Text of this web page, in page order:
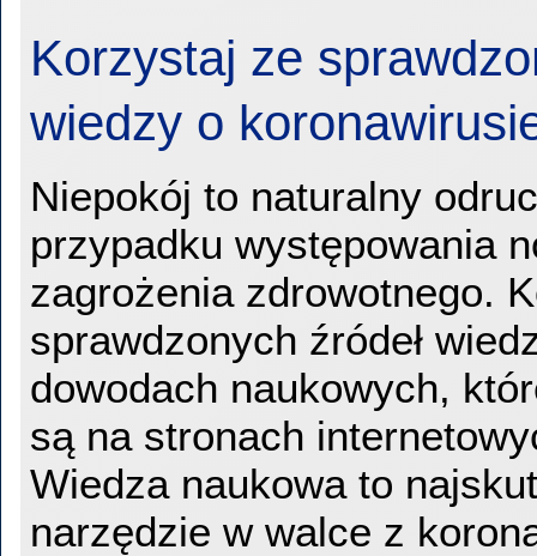
Korzystaj ze
wiedzy o
Niepokój to naturalny
przypadku występowania
zagrożenia zdrowotnego.
sprawdzonych źródeł
dowodach naukowych,
są na stronach
Wiedza naukowa to
narzędzie w walce z